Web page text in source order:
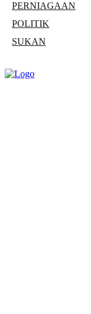
PERNIAGAAN
POLITIK
SUKAN